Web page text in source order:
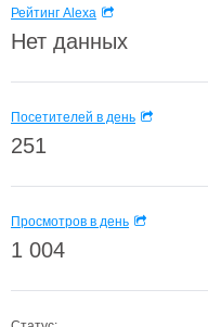
Рейтинг Alexa
Нет данных
Посетителей в день
251
Просмотров в день
1 004